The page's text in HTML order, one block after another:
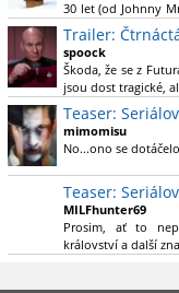
(DC nebo MCU to
Držím tomu palce.
30 let (od Johnny
Gibson a co je
který pojem
nikoliv fanouška
nástupců", kteří
Altered Carbon,
konečně
Teď už nezbývá nic
to
. Plus kudos
Trailer:
spoock
Škoda, že se z
jsou dost tragické,
Nedávno začala
že se na to dá opět
Teaser:
mimomisu
No...ono se
Teaser:
MILFhunter69
Prosim, ať to
království a další